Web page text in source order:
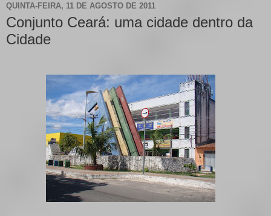
QUINTA-FEIRA, 11 DE AGOSTO DE 2011
Conjunto Ceará: uma cidade dentro da
Cidade